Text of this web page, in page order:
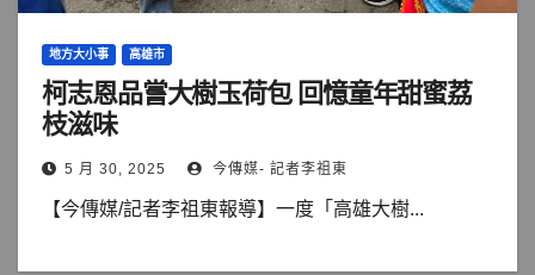
地方大小事 高雄市
柯志恩品嘗大樹玉荷包 回憶童年甜蜜荔
枝滋味
5 月 30, 2025 今傳媒- 記者李祖東
【今傳媒/記者李祖東報導】一度「高雄大樹...